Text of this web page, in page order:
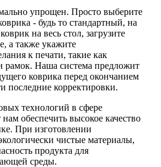
упрощен. Просто выберите
- будь то стандартный, на
на весь стол, загрузите
а также укажите
к печати, такие как
рамок. Наша система предложит
коврика перед окончанием
последние корректировки.
технологий в сфере
обеспечить высокое качество
При изготовлении
чистые материалы,
продукта для
среды.